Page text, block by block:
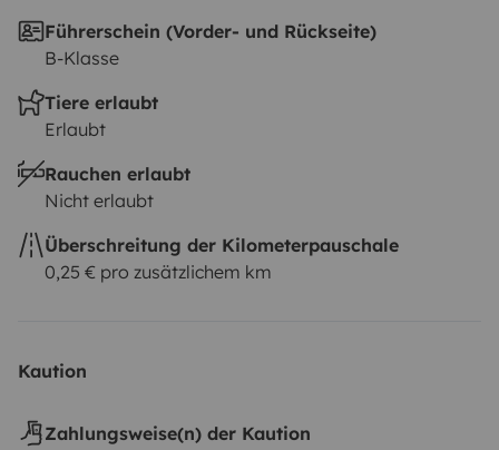
Führerschein (Vorder- und Rückseite)
B-Klasse
Tiere erlaubt
Erlaubt
Rauchen erlaubt
Nicht erlaubt
Überschreitung der Kilometerpauschale
0,25 € pro zusätzlichem km
Kaution
Zahlungsweise(n) der Kaution